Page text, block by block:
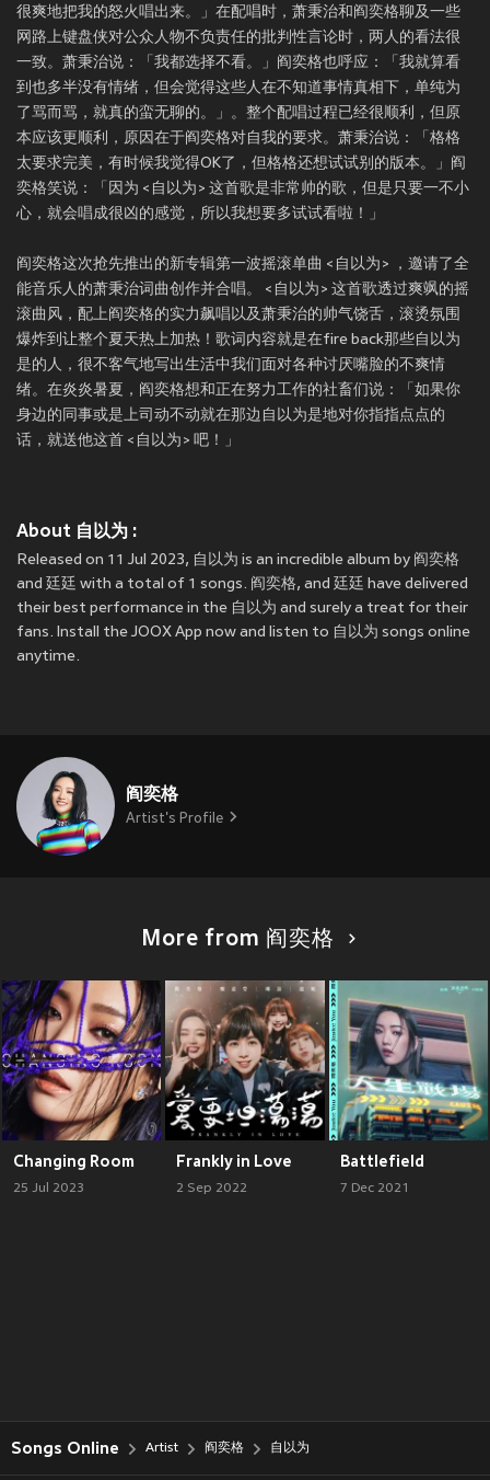
很爽地把我的怒火唱出来。」在配唱时，萧秉治和阎奕格聊及一些
网路上键盘侠对公众人物不负责任的批判性言论时，两人的看法很
一致。萧秉治说：「我都选择不看。」阎奕格也呼应：「我就算看
到也多半没有情绪，但会觉得这些人在不知道事情真相下，单纯为
了骂而骂，就真的蛮无聊的。」。整个配唱过程已经很顺利，但原
本应该更顺利，原因在于阎奕格对自我的要求。萧秉治说：「格格
太要求完美，有时候我觉得OK了，但格格还想试试别的版本。」阎
奕格笑说：「因为 <自以为> 这首歌是非常帅的歌，但是只要一不小
心，就会唱成很凶的感觉，所以我想要多试试看啦！」
阎奕格这次抢先推出的新专辑第一波摇滚单曲 <自以为> ，邀请了全
能音乐人的萧秉治词曲创作并合唱。 <自以为> 这首歌透过爽飒的摇
滚曲风，配上阎奕格的实力飙唱以及萧秉治的帅气饶舌，滚烫氛围
爆炸到让整个夏天热上加热！歌词内容就是在fire back那些自以为
是的人，很不客气地写出生活中我们面对各种讨厌嘴脸的不爽情
绪。在炎炎暑夏，阎奕格想和正在努力工作的社畜们说：「如果你
身边的同事或是上司动不动就在那边自以为是地对你指指点点的
话，就送他这首 <自以为> 吧！」
About 自以为 :
Released on 11 Jul 2023, 自以为 is an incredible album by 阎奕格
and 廷廷 with a total of 1 songs. 阎奕格, and 廷廷 have delivered
their best performance in the 自以为 and surely a treat for their
fans. Install the JOOX App now and listen to 自以为 songs online
anytime.
阎奕格
Artist's Profile
More from 阎奕格
Changing Room
25 Jul 2023
Frankly in Love
2 Sep 2022
Battlefield
7 Dec 2021
Songs Online Artist 阎奕格 自以为